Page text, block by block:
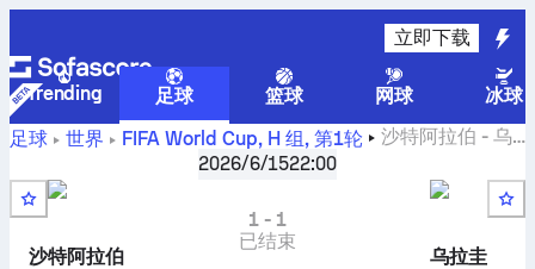
立即下载
Trending 足球 篮球 网球
冰球
足球
世界 FIFA World Cup, H 组, 第1轮 沙特阿拉伯 - 乌
比分直播和交战记录和排名和预测
2026/6/1522:00
沙特阿拉伯
1- 1
已结束
乌拉圭